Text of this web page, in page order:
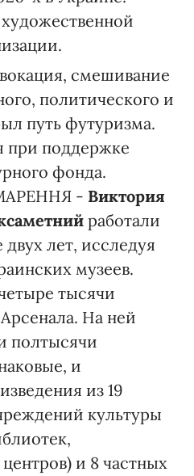
смешивание
политического и
путь футуризма.
при поддержке
фонда.
- Виктория
работали
лет, исследуя
музеев.
тысячи
На ней
полтысячи
и
из 19
культуры
и 8 частных